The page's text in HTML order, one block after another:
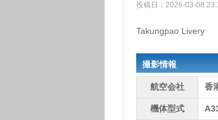
投稿日：2026-03-08
Takungpao Livery
撮影情報
航空会社 香
機体型式